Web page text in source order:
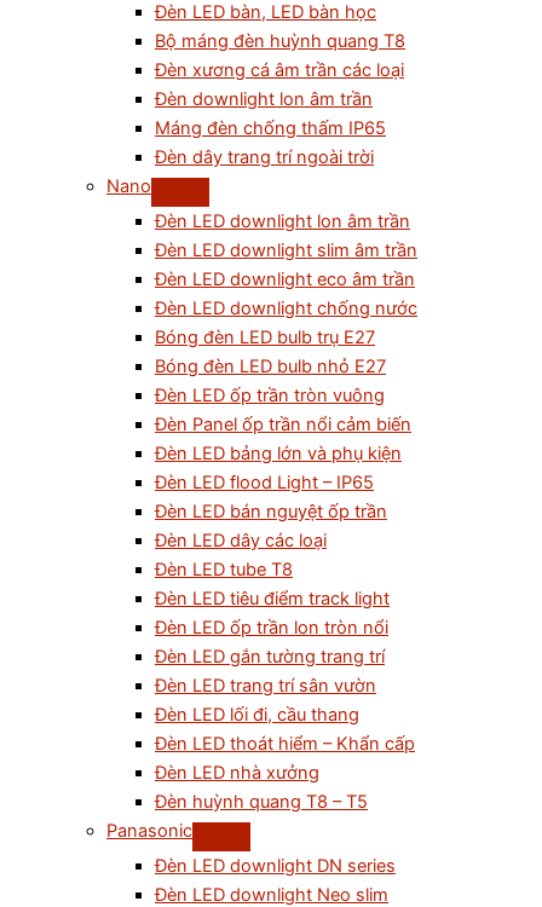
Đèn LED bàn, LED bàn học
Bộ máng đèn huỳnh quang T8
Đèn xương cá âm trần các loại
Đèn downlight lon âm trần
Máng đèn chống thấm IP65
Đèn dây trang trí ngoài trời
Nano
Đèn LED downlight lon âm trần
Đèn LED downlight slim âm trần
Đèn LED downlight eco âm trần
Đèn LED downlight chống nước
Bóng đèn LED bulb trụ E27
Bóng đèn LED bulb nhỏ E27
Đèn LED ốp trần tròn vuông
Đèn Panel ốp trần nổi cảm biến
Đèn LED bảng lớn và phụ kiện
Đèn LED flood Light – IP65
Đèn LED bán nguyệt ốp trần
Đèn LED dây các loại
Đèn LED tube T8
Đèn LED tiêu điểm track light
Đèn LED ốp trần lon tròn nổi
Đèn LED gắn tường trang trí
Đèn LED trang trí sân vườn
Đèn LED lối đi, cầu thang
Đèn LED thoát hiểm – Khẩn cấp
Đèn LED nhà xưởng
Đèn huỳnh quang T8 – T5
Panasonic
Đèn LED downlight DN series
Đèn LED downlight Neo slim